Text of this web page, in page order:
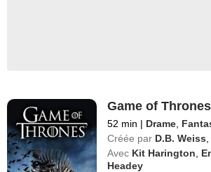
Game of
52 min | Drame
Créée par D.B. Weiss
Avec Kit Harington
Headey